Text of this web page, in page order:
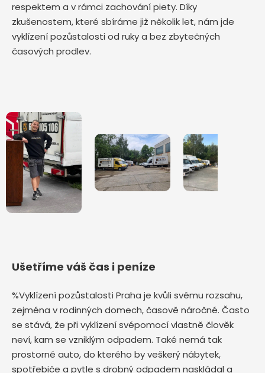
respektem a v rámci zachování piety. Díky
zkušenostem, které sbíráme již několik let, nám jde
vyklízení pozůstalosti od ruky a bez zbytečných
časových prodlev.
Ušetříme váš čas i peníze
%Vyklízení pozůstalosti Praha je kvůli svému rozsahu,
zejména v rodinných domech, časově náročné. Často
se stává, že při vyklízení svépomocí vlastně člověk
neví, kam se vzniklým odpadem. Také nemá tak
prostorné auto, do kterého by veškerý nábytek,
spotřebiče a pytle s drobný odpadem naskládal a